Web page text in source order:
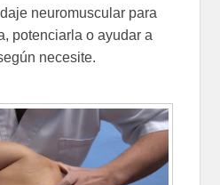
neuromuscular para
potenciarla o ayudar a
necesite.